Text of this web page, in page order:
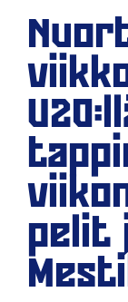
pelit